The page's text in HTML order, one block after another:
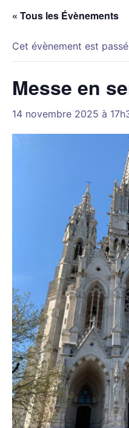
« Tous les Évènements
Cet évènement est
Messe en
14 novembre 2025 à